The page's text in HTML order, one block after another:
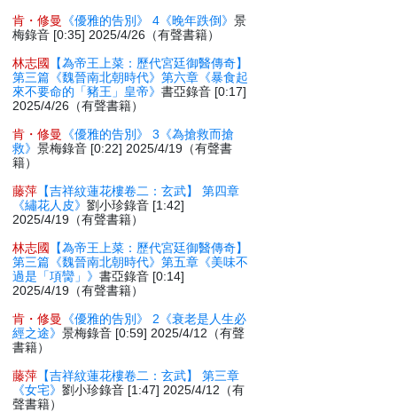
肯・修曼
《優雅的告別》 4《晚年跌倒》景
梅錄音 [0:35] 2025/4/26（有聲書籍）
林志國
【為帝王上菜：歷代宮廷御醫傳奇】
第三篇《魏晉南北朝時代》第六章《暴食起
來不要命的「豬王」皇帝》書亞錄音 [0:17]
2025/4/26（有聲書籍）
肯・修曼
《優雅的告別》 3《為搶救而搶
救》景梅錄音 [0:22] 2025/4/19（有聲書
籍）
藤萍 【吉祥紋蓮花樓卷二：玄武】 第四章
《繡花人皮》劉小珍錄音 [1:42]
2025/4/19（有聲書籍）
林志國
【為帝王上菜：歷代宮廷御醫傳奇】
第三篇《魏晉南北朝時代》第五章《美味不
過是「項臠」》書亞錄音 [0:14]
2025/4/19（有聲書籍）
肯・修曼
《優雅的告別》 2《衰老是人生必
經之途》景梅錄音 [0:59] 2025/4/12（有聲
書籍）
藤萍 【吉祥紋蓮花樓卷二：玄武】 第三章
《女宅》劉小珍錄音 [1:47] 2025/4/12（有
聲書籍）